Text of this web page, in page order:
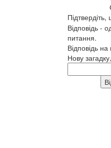
Відповідь -
питання.
Відповідь
Нову